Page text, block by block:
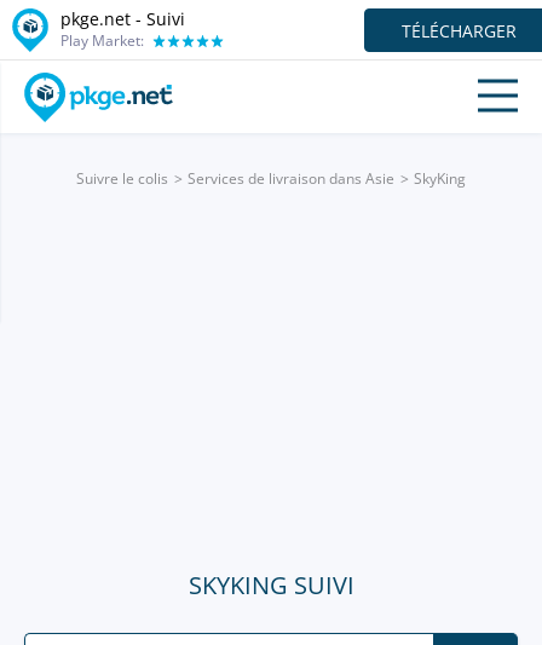
pkge.net - Suivi
Play Market: TÉLÉCHARGER
Suivre le colis Services de livraison dans Asie SkyKing
SKYKING SUIVI